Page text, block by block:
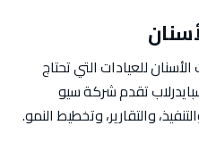
للعيادات التي تحتاج
تقدم شركة سيو
والتقارير، وتخطيط النمو.